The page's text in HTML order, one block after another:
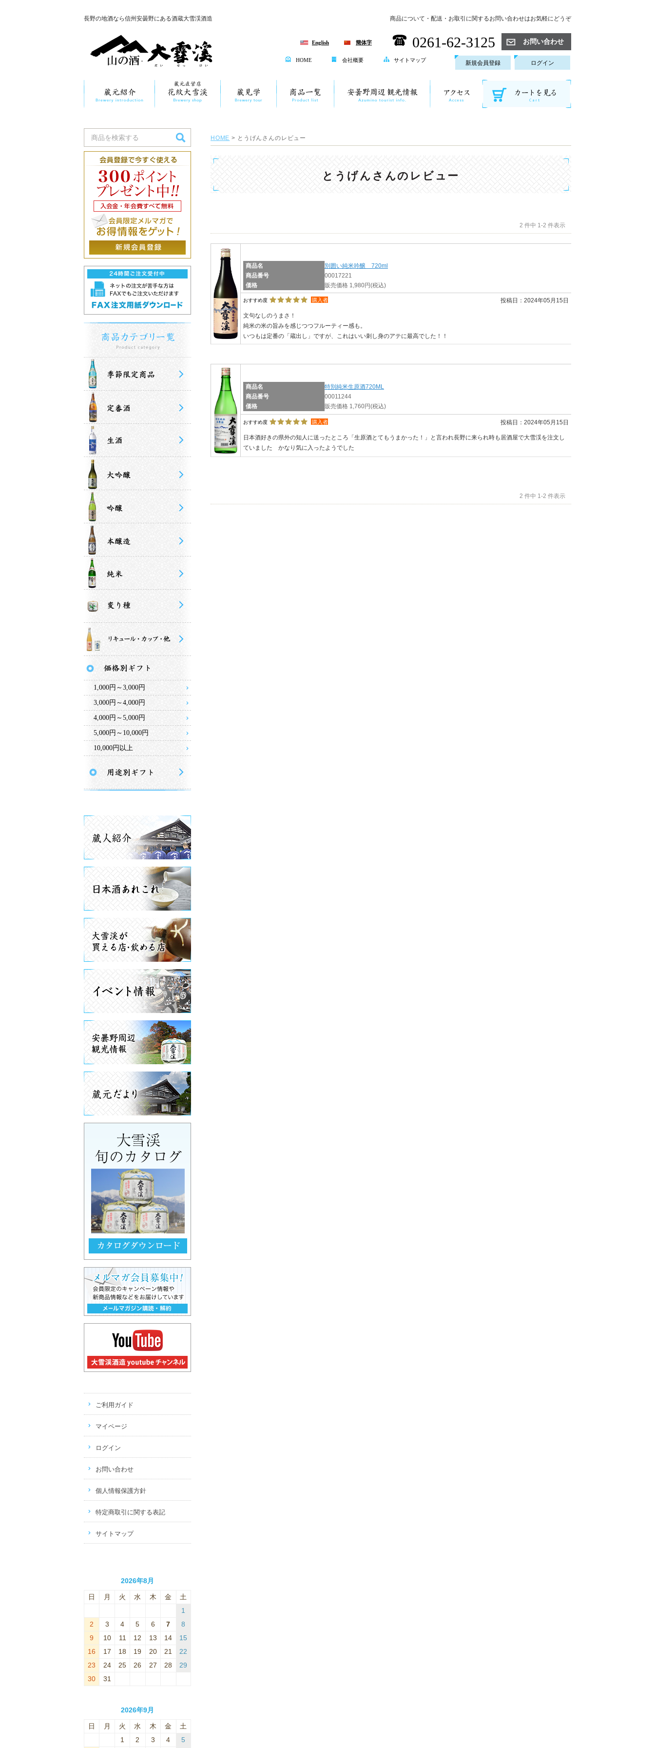
長野の地酒なら信州安曇野にある酒蔵大雪渓酒造 商品について・配送・お取引に関するお問い合わせはお気軽にどうぞ
English 簡体字 0261-62-3125 お問い合わせ
HOME 会社概要 サイトマップ 新規会員登録 ログイン
1,000円～3,000円
3,000円～4,000円
4,000円～5,000円
5,000円～10,000円
10,000円以上
ご利用ガイド
マイページ
ログイン
お問い合わせ
個人情報保護方針
特定商取引に関する表記
サイトマップ
2026年8月
日 月 火 水 木 金
土
1
2
3 4 5 6 7
8
9
10 11 12 13 14
15
16
17 18 19 20 21
22
23
24 25 26 27 28
29
30
31
2026年9月
日 月 火 水 木 金
土
1
2 3 4 5
HOME > とうげんさんのレビュー
とうげんさんのレビュー
2 件中 1-2 件表示
商品名
別囲い純米吟醸 720ml
商品番号
00017221
価格
販売価格 1,980円(税込)
投稿日：2024年05月15日
おすすめ度 購入者
文句なしのうまさ！
純米の米の旨みを感じつつフルーティー感も。
いつもは定番の「蔵出し」ですが、これはいい刺し身のアテに最高でした！！
商品名
特別純米生原酒720ML
商品番号
00011244
価格
販売価格 1,760円(税込)
投稿日：2024年05月15日
おすすめ度 購入者
日本酒好きの県外の知人に送ったところ「生原酒とてもうまかった！」と言われ長野に来られ時も居酒屋で大雪渓を注文し
ていました かなり気に入ったようでした
2 件中 1-2 件表示